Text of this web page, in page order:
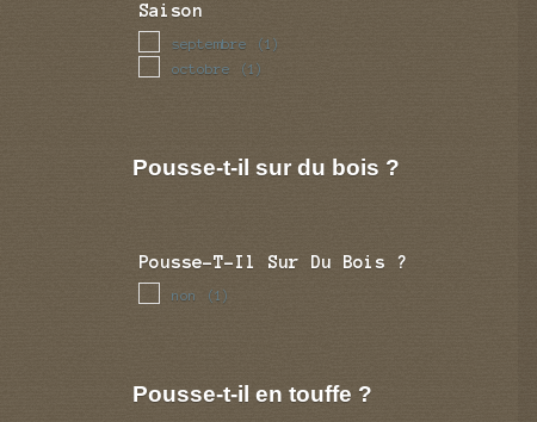
Saison
septembre (1)
octobre (1)
Pousse-t-il sur du bois ?
Pousse-T-Il Sur Du Bois ?
non (1)
Pousse-t-il en touffe ?